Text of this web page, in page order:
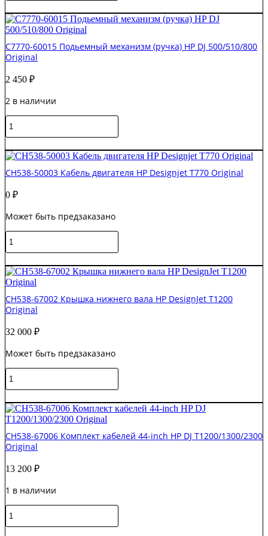
69376
/C7769-
60151
Крышка
каретки
DJ
S'tech
C7770-60015 Подьемный механизм (ручка) HP DJ 500/510/800
Original
2 450 ₽
2 в наличии
Количество
товара
60015
Подьемный
механизм
HP
500/510/800
CH538-50003 Кабель двигателя HP Designjet T770 Original
0 ₽
Может быть предзаказано
Количество
товара
50003
Кабель
двигателя
HP
Designjet
Original
CH538-67002 Крышка нижнего вала HP DesignJet T1200
Original
32 000 ₽
Может быть предзаказано
Количество
товара
67002
Крышка
нижнего
вала
HP
T1200
CH538-67006 Комплект кабелей 44-inch HP DJ T1200/1300/2300
Original
13 200 ₽
1 в наличии
Количество
товара